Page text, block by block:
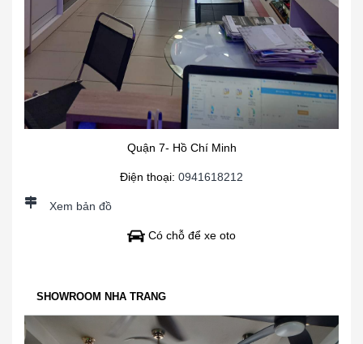
Quận 7- Hồ Chí Minh
Điện thoại: 0941618212
Xem bản đồ
Có chỗ để xe oto
SHOWROOM NHA TRANG